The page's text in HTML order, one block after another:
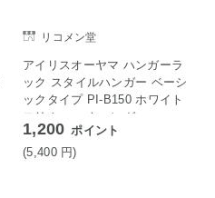
リコメン堂
アイリスオーヤマ ハンガーラ
ック スタイルハンガー ベーシ
ックタイプ PI-B150 ホワイト
スリム コートハンガー
1,200 ポイント
(5,400 円)